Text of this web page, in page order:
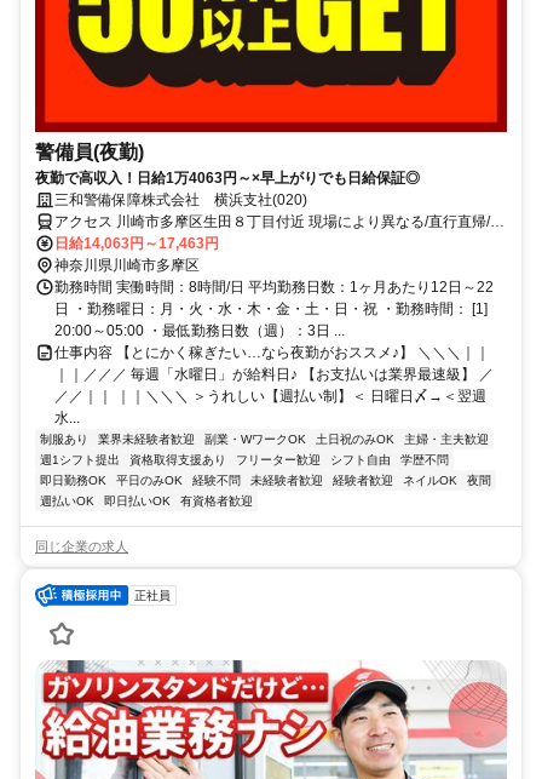
警備員(夜勤)
夜勤で高収入！日給1万4063円～×早上がりでも日給保証◎
三和警備保障株式会社 横浜支社(020)
アクセス 川崎市多摩区生田８丁目付近 現場により異なる/直行直帰/勤
務地相談可 ■週3日～■電話面接
日給14,063円～17,463円
神奈川県川崎市多摩区
勤務時間 実働時間：8時間/日 平均勤務日数：1ヶ月あたり12日～22
日 ・勤務曜日：月・火・水・木・金・土・日・祝 ・勤務時間： [1]
20:00～05:00 ・最低勤務日数（週）：3日 ...
仕事内容 【とにかく稼ぎたい…なら夜勤がおススメ♪】 ＼＼＼｜｜
｜｜／／／ 毎週「水曜日」が給料日♪ 【お支払いは業界最速級】 ／
／／｜｜ ｜｜＼＼＼ ＞うれしい【週払い制】＜ 日曜日〆→＜翌週
水...
制服あり 業界未経験者歓迎 副業・WワークOK 土日祝のみOK
主婦・主夫歓迎
週1シフト提出
資格取得支援あり フリーター歓迎 シフト自由
学歴不問
即日勤務OK
平日のみOK 経験不問 未経験者歓迎 経験者歓迎 ネイルOK
夜間
週払いOK
即日払いOK 有資格者歓迎
同じ企業の求人
正社員